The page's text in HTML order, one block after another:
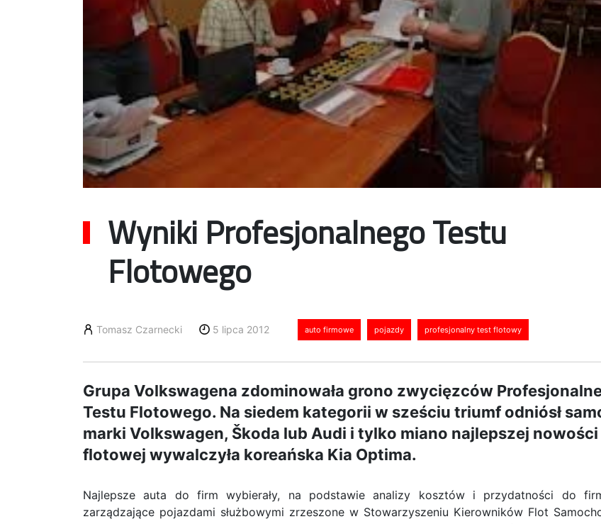
Wyniki Profesjonalnego Testu
Flotowego
Tomasz Czarnecki 5 lipca 2012 auto firmowe pojazdy profesjonalny test flotowy
Grupa Volkswagena zdominowała grono zwycięzców
Testu Flotowego. Na siedem kategorii w sześciu triumf odniósł
marki Volkswagen, Škoda lub Audi i tylko miano najlepszej nowości
flotowej wywalczyła koreańska Kia Optima.
Najlepsze auta do firm wybierały, na podstawie analizy kosztów i przydatności do
zarządzające pojazdami służbowymi zrzeszone w Stowarzyszeniu Kierowników Flot